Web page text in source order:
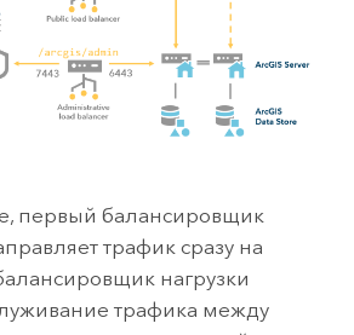
первый балансировщик
трафик сразу на
нагрузки
трафика между